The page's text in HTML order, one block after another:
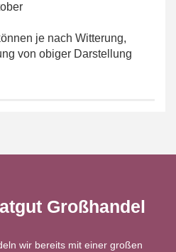
je nach Witterung,
von obiger Darstellung
Großhandel
wir bereits mit einer großen